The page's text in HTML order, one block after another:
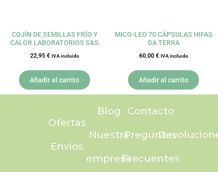
COJÍN DE SEMILLAS FRÍO Y
CALOR LABORATORIOS S&S
22,95 € IVA incluido
Añadir al carrito
MICO-LEO 70 CÁPSULAS HIFAS
DA TERRA
60,00 € IVA incluido
Añadir al carrito
Ofertas
Envíos
Blog
Nuestra
empresa
Contacto
Preguntas
Frecuentes